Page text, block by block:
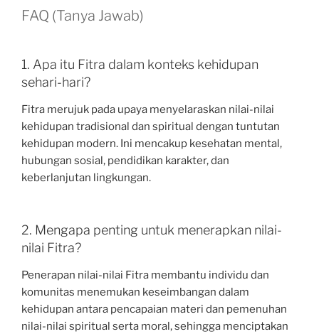
FAQ (Tanya Jawab)
1. Apa itu Fitra dalam konteks kehidupan
sehari-hari?
Fitra merujuk pada upaya menyelaraskan nilai-nilai
kehidupan tradisional dan spiritual dengan tuntutan
kehidupan modern. Ini mencakup kesehatan mental,
hubungan sosial, pendidikan karakter, dan
keberlanjutan lingkungan.
2. Mengapa penting untuk menerapkan nilai-
nilai Fitra?
Penerapan nilai-nilai Fitra membantu individu dan
komunitas menemukan keseimbangan dalam
kehidupan antara pencapaian materi dan pemenuhan
nilai-nilai spiritual serta moral, sehingga menciptakan